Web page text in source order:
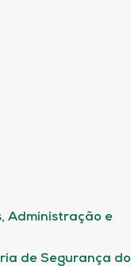
Administração e
de Segurança do